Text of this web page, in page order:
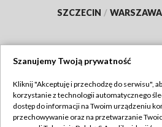
SZCZECIN / WARSZAWA
TVP
Abonament TVP
Regulamin
Szanujemy Twoją prywatność
Kliknij "Akceptuję i przechodzę do serwisu",
korzystanie z technologii automatycznego
dostęp do informacji na Twoim urządzeniu
przechowywanie oraz na przetwarzanie